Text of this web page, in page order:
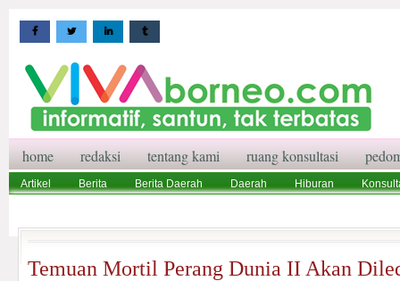
home redaksi tentang kami ruang konsultasi
Artikel Berita Berita Daerah Daerah Hiburan
Temuan Mortil Perang Dunia II Akan